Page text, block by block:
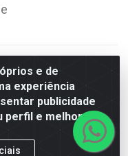
e de
experiência
publicidade
perfil e melhorar a
reservados.
importadora e
09.262.859/0001-43 -
Campina Grande/PB